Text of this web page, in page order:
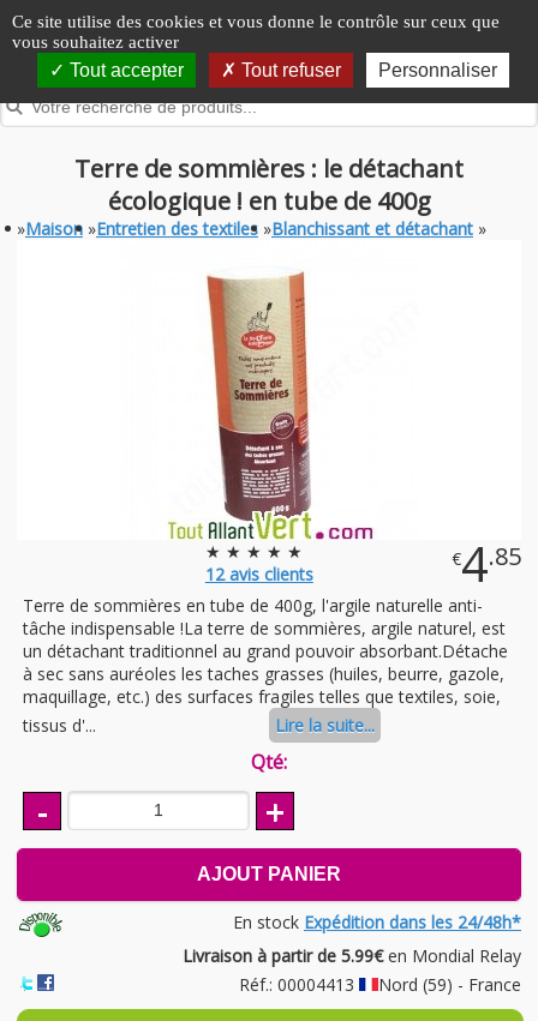
Panneau de gestion des cookies
Ce site utilise des cookies et vous donne le contrôle sur ceux que
vous souhaitez activer
Tout accepter Tout refuser Personnaliser
Terre de sommières : le détachant
écologique ! en tube de 400g
»Maison »Entretien des textiles »Blanchissant et détachant »
★ ★ ★ ★ ★
12avis clients
€4.85
Terre de sommières en tube de 400g, l'argile naturelle anti-
tâche indispensable !La terre de sommières, argile naturel, est
un détachant traditionnel au grand pouvoir absorbant.Détache
à sec sans auréoles les taches grasses (huiles, beurre, gazole,
maquillage, etc.) des surfaces fragiles telles que textiles, soie,
tissus d'...
Lire la suite...
Qté:
- +
AJOUT PANIER
En stock Expédition dans les 24/48h*
Livraison à partir de 5.99€en Mondial Relay
Réf.: 00004413
Nord (59) - France